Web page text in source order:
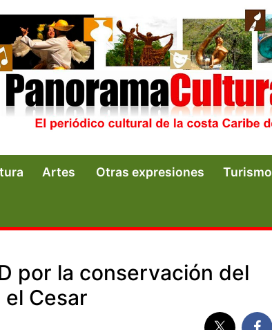
Artes Otras expresiones Turismo
por la conservación del
Cesar